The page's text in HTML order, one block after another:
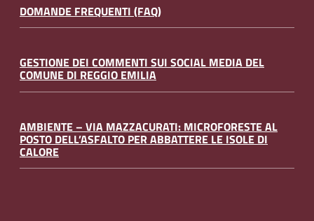
DOMANDE FREQUENTI (FAQ)
GESTIONE DEI COMMENTI SUI SOCIAL MEDIA DEL
COMUNE DI REGGIO EMILIA
AMBIENTE – VIA MAZZACURATI: MICROFORESTE AL
POSTO DELL’ASFALTO PER ABBATTERE LE ISOLE DI
CALORE